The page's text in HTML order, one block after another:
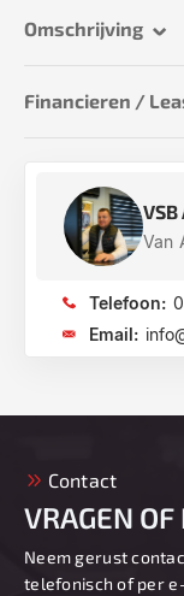
Omschrijving
Financieren /
Van
Telefoon:
Email:
Contact
VRAGEN
Neem gerust
telefonisch of per